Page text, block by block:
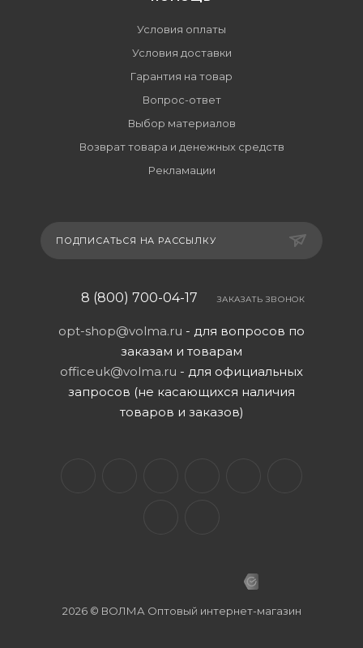
Условия оплаты
Условия доставки
Гарантия на товар
Вопрос-ответ
Выбор материалов
Возврат товара и денежных средств
Рекламации
ПОДПИСАТЬСЯ НА РАССЫЛКУ
8 (800) 700-04-17 ЗАКАЗАТЬ ЗВОНОК
opt-shop@volma.ru - для вопросов по
заказам и товарам
officeuk@volma.ru - для официальных
запросов (не касающихся наличия
товаров и заказов)
2026 © ВОЛМА Оптовый интернет-магазин